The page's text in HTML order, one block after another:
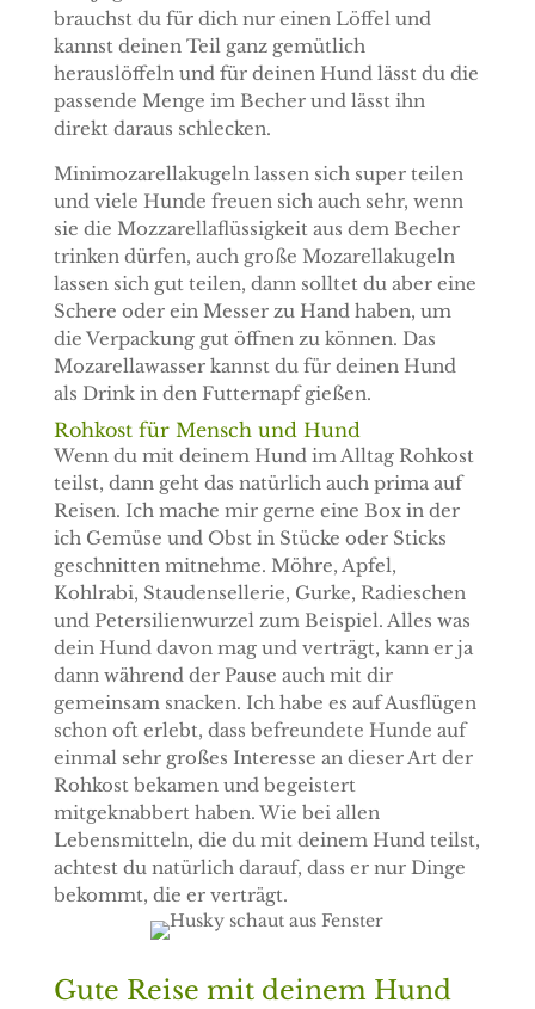
brauchst du für dich nur einen Löffel und
kannst deinen Teil ganz gemütlich
herauslöffeln und für deinen Hund lässt du die
passende Menge im Becher und lässt ihn
direkt daraus schlecken.
Minimozarellakugeln lassen sich super teilen
und viele Hunde freuen sich auch sehr, wenn
sie die Mozzarellaflüssigkeit aus dem Becher
trinken dürfen, auch große Mozarellakugeln
lassen sich gut teilen, dann solltet du aber eine
Schere oder ein Messer zu Hand haben, um
die Verpackung gut öffnen zu können. Das
Mozarellawasser kannst du für deinen Hund
als Drink in den Futternapf gießen.
Rohkost für Mensch und Hund
Wenn du mit deinem Hund im Alltag Rohkost
teilst, dann geht das natürlich auch prima auf
Reisen. Ich mache mir gerne eine Box in der
ich Gemüse und Obst in Stücke oder Sticks
geschnitten mitnehme. Möhre, Apfel,
Kohlrabi, Staudensellerie, Gurke, Radieschen
und Petersilienwurzel zum Beispiel. Alles was
dein Hund davon mag und verträgt, kann er ja
dann während der Pause auch mit dir
gemeinsam snacken. Ich habe es auf Ausflügen
schon oft erlebt, dass befreundete Hunde auf
einmal sehr großes Interesse an dieser Art der
Rohkost bekamen und begeistert
mitgeknabbert haben. Wie bei allen
Lebensmitteln, die du mit deinem Hund teilst,
achtest du natürlich darauf, dass er nur Dinge
bekommt, die er verträgt.
Gute Reise mit deinem Hund